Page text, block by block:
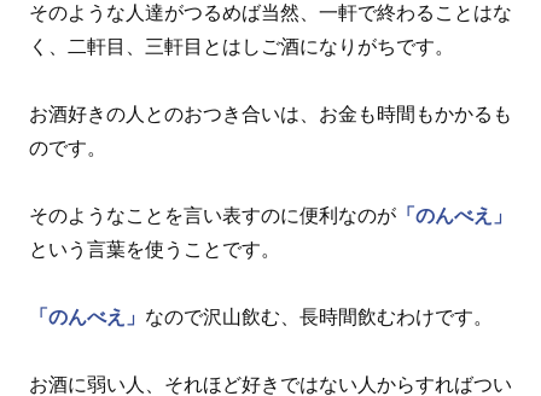
そのような人達がつるめば当然、一軒で終わることはな
く、二軒目、三軒目とはしご酒になりがちです。
お酒好きの人とのおつき合いは、お金も時間もかかるも
のです。
そのようなことを言い表すのに便利なのが 「のんべえ」
という言葉を使うことです。
「のんべえ」 なので沢山飲む、長時間飲むわけです。
お酒に弱い人、それほど好きではない人からすればつい